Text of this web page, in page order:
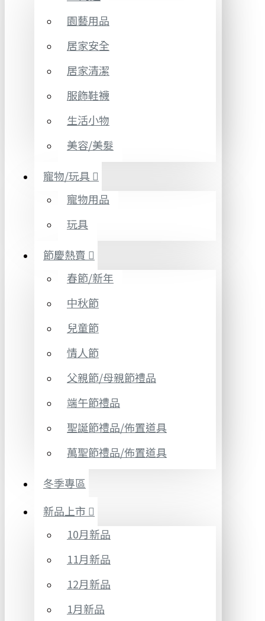
園藝用品
居家安全
居家清潔
服飾鞋襪
生活小物
美容/美髮
寵物/玩具
寵物用品
玩具
節慶熱賣
春節/新年
中秋節
兒童節
情人節
父親節/母親節禮品
端午節禮品
聖誕節禮品/佈置道具
萬聖節禮品/佈置道具
冬季專區
新品上市
10月新品
11月新品
12月新品
1月新品